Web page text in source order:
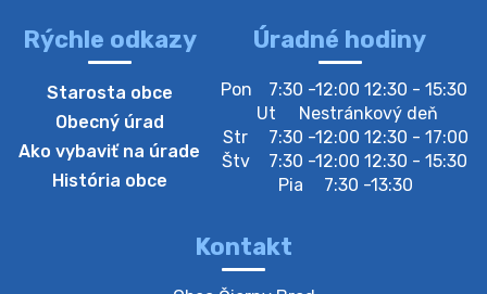
4. augusta 2026 10:05
Zberný dvor-Gyűjtőudvar
Oznamujeme obyvateľom, že v stredu 05. augusta
bude zberný dvor zatvorený. Értesítjük a lakosokat,
hogy szerdán augusztus 05-én a gyűjtőudvar zárva
lesz https://ciernybrod.sk?p=214…
Zber separovaného odpadu plastu-
Rýchle odkazy
Starosta obce
Obecný úrad
Ako vybaviť na úrade
História obce
Úradné hodiny
Pon
7:30 -12:00 12:30 - 15:30
Ut
Nestránkový deň
Str
7:30 -12:00 12:30 - 17:00
Štv
7:30 -12:00 12:30 - 15:30
Pia
7:30 -13:30
Kontakt